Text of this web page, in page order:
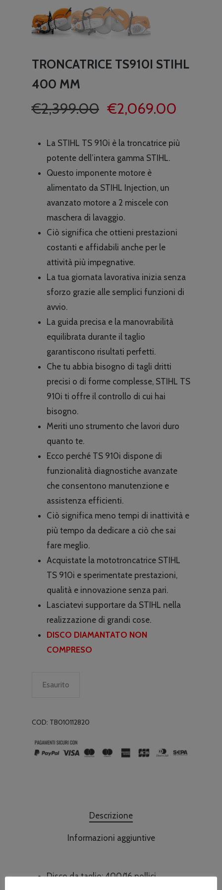
TRONCATRICE TS910I STIHL
400 MM
€2,399.00 Il
originale
era:
€2,399.00.
€2,069.00
attuale
La STIHL TS 910i è la troncatrice più
potente dell’intera gamma STIHL.
Questo imponente motore è
alimentato da STIHL Injection, un
avanzato motore a 2 miscele con
maschera di lavaggio.
Ciò significa che ottieni prestazioni
costanti e affidabili anche per le
attività più impegnative.
La tua giornata lavorativa inizia senza
sforzo grazie alle semplici funzioni di
avvio.
La guida precisa e la manovrabilità
equilibrata durante il taglio
garantiscono risultati perfetti.
Che tu abbia bisogno di tagli dritti
precisi o di forme complesse, STIHL TS
910i ti offre il controllo di cui hai
bisogno.
Meriti uno strumento che lavori duro
quanto te.
Ecco perché TS 910i dispone di
funzionalità diagnostiche avanzate
che consentono manutenzione e
assistenza efficienti.
Ciò significa meno tempi di inattività e
più tempo da dedicare a ciò che sai
fare meglio.
Acquistate la mototroncatrice STIHL
TS 910i e sperimentate prestazioni,
qualità e innovazione senza pari.
Lasciatevi supportare da STIHL nella
realizzazione di grandi cose.
DISCO DIAMANTATO NON
COMPRESO
Esaurito
COD: TB010112820
Descrizione
Informazioni aggiuntive
Disco da taglio: 400/16 pollici